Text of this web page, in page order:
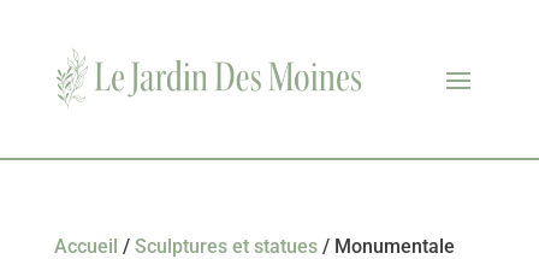
Accueil / Sculptures et statues/ Monumentale